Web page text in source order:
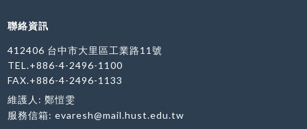
聯絡資訊
412406 台中市大里區工業路11號
TEL.+886-4-2496-1100
FAX.+886-4-2496-1133
維護人: 鄭愷雯
服務信箱:evaresh@mail.hust.edu.tw